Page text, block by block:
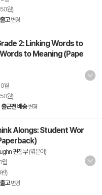
원)
고 변경
2: Linking Words to
to Meaning (Pape
월
원)
출근전 배송 변경
Alongs: Student Wor
편집부(엮은이)
월
)
고 변경